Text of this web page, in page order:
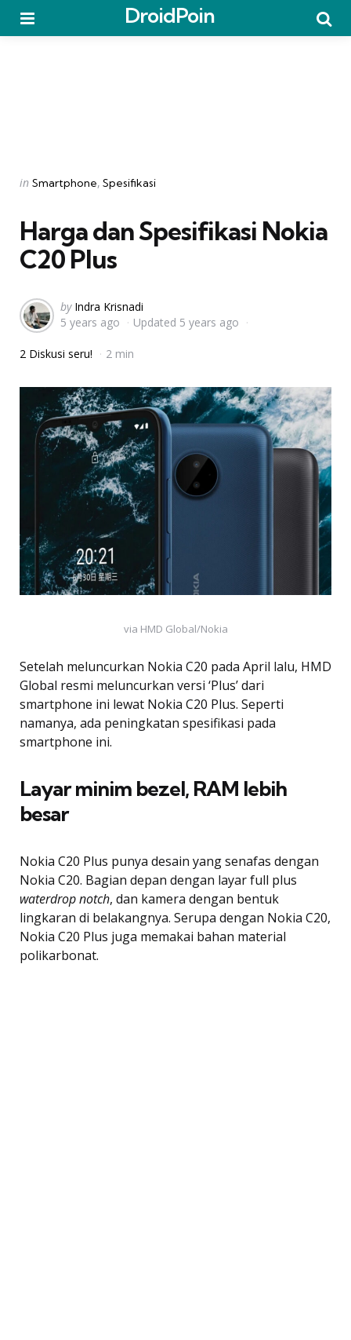
DroidPoin
Categories
Posted
in Smartphone Spesifikasi
Harga dan Spesifikasi Nokia
C20 Plus
Posted
by
by Indra Krisnadi
5 years ago
Updated 5 years ago
2 Diskusi seru! 2 min
via HMD Global/Nokia
Setelah meluncurkan Nokia C20 pada April lalu, HMD
Global resmi meluncurkan versi ‘Plus’ dari
smartphone ini lewat Nokia C20 Plus. Seperti
namanya, ada peningkatan spesifikasi pada
smartphone ini.
Layar minim bezel, RAM lebih
besar
Nokia C20 Plus punya desain yang senafas dengan
Nokia C20. Bagian depan dengan layar full plus
waterdrop notch, dan kamera dengan bentuk
lingkaran di belakangnya. Serupa dengan Nokia C20,
Nokia C20 Plus juga memakai bahan material
polikarbonat.